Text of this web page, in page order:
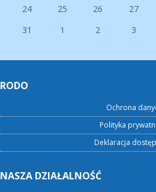
24
25 26 27
31
1 2 3
RODO
Ochrona
Polityka
Deklaracja
NASZA DZIAŁALNOŚĆ